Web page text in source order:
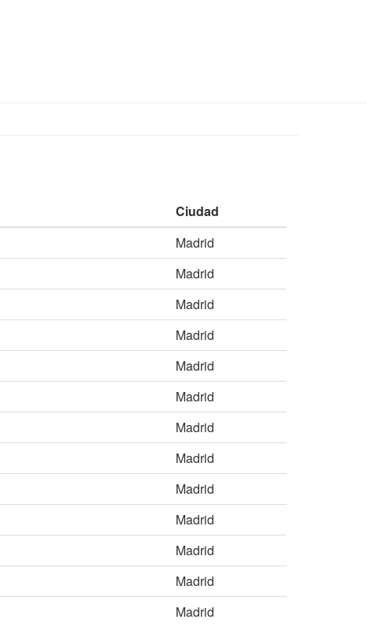
Ciudad
Madrid
Madrid
Madrid
Madrid
Madrid
Madrid
Madrid
Madrid
Madrid
Madrid
Madrid
Madrid
Madrid